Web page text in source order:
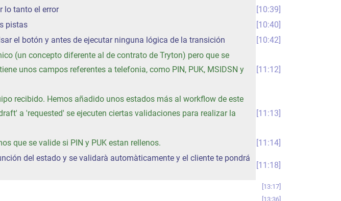
lo tanto el error
10:39
pistas
10:40
el botón y antes de ejecutar ninguna lógica de la transición 10:42
(un concepto diferente al de contrato de Tryton) pero que se
unos campos referentes a telefonia, como PIN, PUK, MSIDSN y
11:12
recibido. Hemos añadido unos estados más al workflow de este
a 'requested' se ejecuten ciertas validaciones para realizar la
11:13
que se valide si PIN y PUK estan rellenos. 11:14
del estado y se validarà automàticamente y el cliente te pondrá
11:18
13:17
13:36